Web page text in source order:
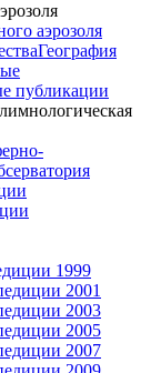
аэрозоля
География
публикации
1999
2001
2003
2005
2007